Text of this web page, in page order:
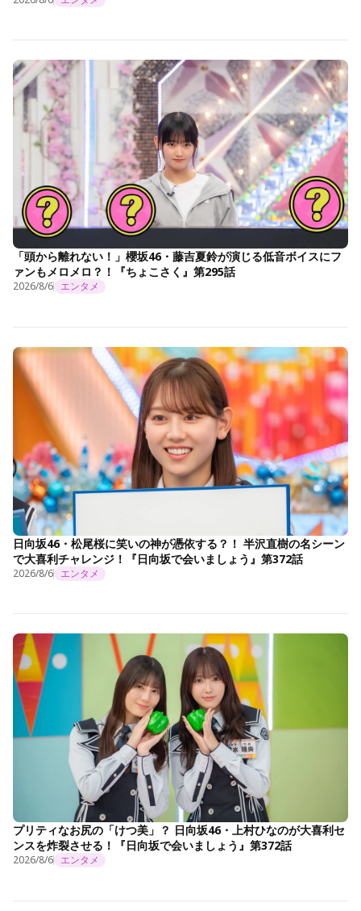
「頭から離れない！」櫻坂46・藤吉夏鈴が演じる低音ボイスにフ
ァンもメロメロ？！『ちょこさく』第295話
2026/8/6 エンタメ
日向坂46・松尾桜に笑いの神が憑依する？！ 半沢直樹の名シーン
で大喜利チャレンジ！『日向坂で会いましょう』第372話
2026/8/6 エンタメ
プリティなお尻の「けつ美」？ 日向坂46・上村ひなのが大喜利セ
ンスを炸裂させる！『日向坂で会いましょう』第372話
2026/8/6 エンタメ